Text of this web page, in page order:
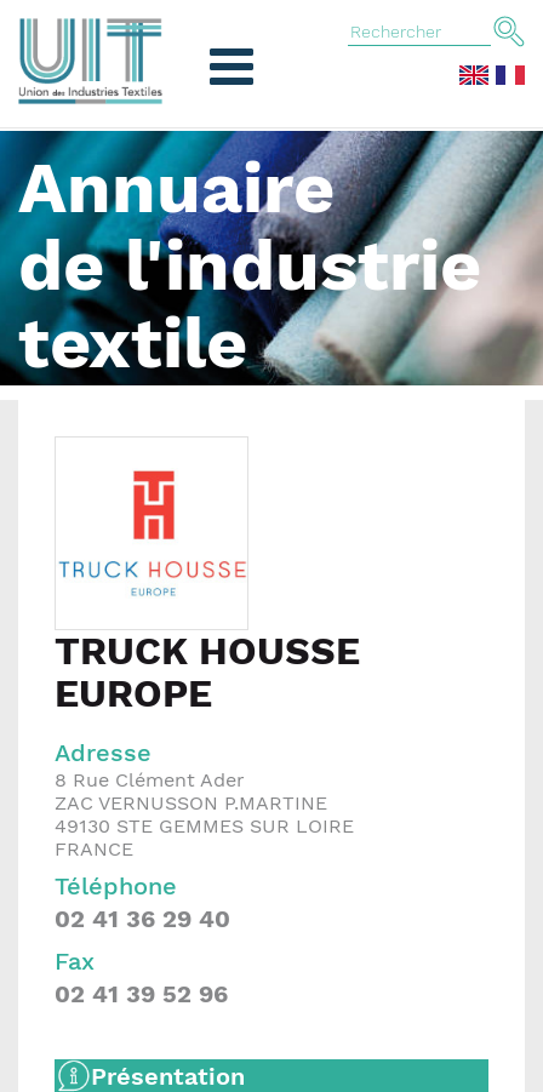
Annuaire
de l'industrie
textile
TRUCK HOUSSE
EUROPE
Adresse
8 Rue Clément Ader
ZAC VERNUSSON P.MARTINE
49130 STE GEMMES SUR LOIRE
FRANCE
Téléphone
02 41 36 29 40
Fax
02 41 39 52 96
Présentation